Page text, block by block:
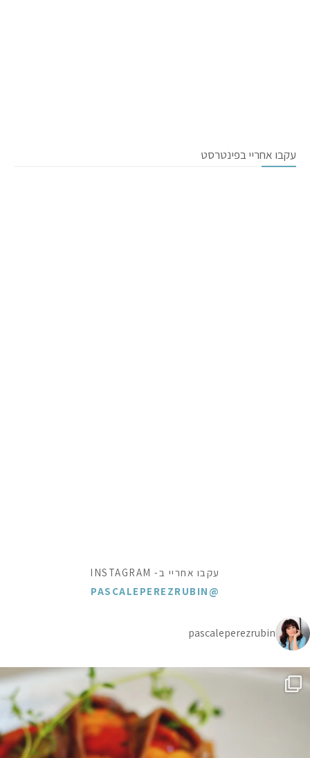
עקבו אחריי בפינטרסט
עקבו אחריי ב- INSTAGRAM
@PASCALEPEREZRUBIN
pascaleperezrubin